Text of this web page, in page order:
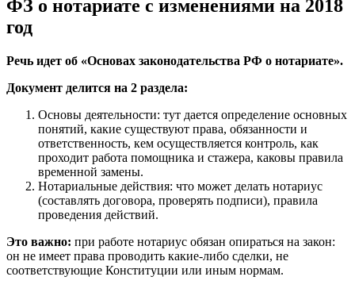
ФЗ о нотариате с изменениями на 2018
год
Речь идет об «Основах законодательства РФ о нотариате».
Документ делится на 2 раздела:
Основы деятельности: тут дается определение основных
понятий, какие существуют права, обязанности и
ответственность, кем осуществляется контроль, как
проходит работа помощника и стажера, каковы правила
временной замены.
Нотариальные действия: что может делать нотариус
(составлять договора, проверять подписи), правила
проведения действий.
Это важно: при работе нотариус обязан опираться на закон:
он не имеет права проводить какие-либо сделки, не
соответствующие Конституции или иным нормам.